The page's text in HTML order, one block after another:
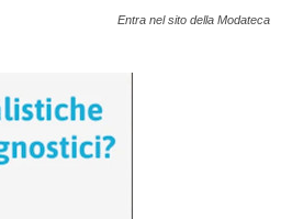
Entra nel sito della Modateca